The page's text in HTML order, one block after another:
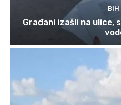
BIH
Građani izašli na ulice,